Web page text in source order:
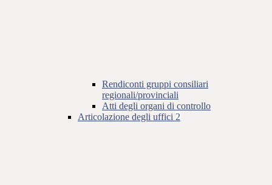
Rendiconti gruppi consiliari
regionali/provinciali
Atti degli organi di controllo
Articolazione degli uffici 2